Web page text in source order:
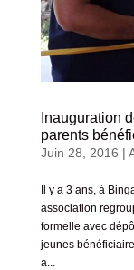
Inauguration
parents
Juin 28, 2016 |
Il y a 3 ans, à
association
formelle avec
jeunes
a...